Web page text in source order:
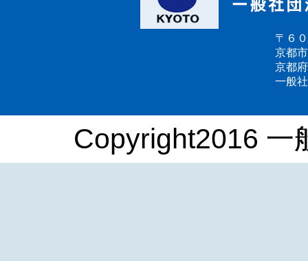
〒６
京都
京都
一般
Copyright2016